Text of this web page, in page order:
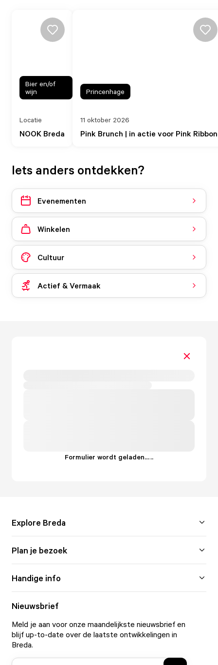
NOOK Breda
Locatie
Bier en/of
wijn
Pink Brunch | in actie voor Pink Ribbon
11 oktober 2026
Princenhage
Iets anders ontdekken?
Evenementen
Winkelen
Cultuur
Actief & Vermaak
Formulier wordt geladen......
Explore Breda
Plan je bezoek
Handige info
Nieuwsbrief
Meld je aan voor onze maandelijkste nieuwsbrief en
blijf up-to-date over de laatste ontwikkelingen in
Breda.